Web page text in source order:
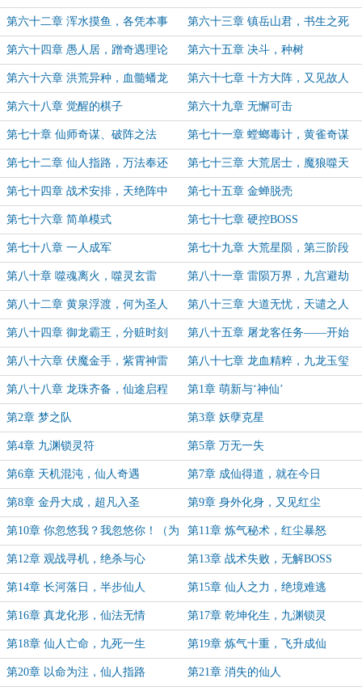
第六十二章 浑水摸鱼，各凭本事 第六十三章 镇岳山君，书生之死
第六十四章 愚人居，蹭奇遇理论 第六十五章 决斗，种树
第六十六章 洪荒异种，血髓蟠龙 第六十七章 十方大阵，又见故人
第六十八章 觉醒的棋子 第六十九章 无懈可击
第七十章 仙师奇谋、破阵之法 第七十一章 螳螂毒计，黄雀奇谋
第七十二章 仙人指路，万法奉还 第七十三章 大荒居士，魔狼噬天
第七十四章 战术安排，天绝阵中 第七十五章 金蝉脱壳
第七十六章 简单模式 第七十七章 硬控BOSS
第七十八章 一人成军 第七十九章 大荒星陨，第三阶段
第八十章 噬魂离火，噬灵玄雷 第八十一章 雷陨万界，九宫避劫
第八十二章 黄泉浮渡，何为圣人 第八十三章 大道无忧，天谴之人
第八十四章 御龙霸王，分赃时刻 第八十五章 屠龙客任务——开始
第八十六章 伏魔金手，紫霄神雷 第八十七章 龙血精粹，九龙玉玺
第八十八章 龙珠齐备，仙途启程 第1章 萌新与‘神仙’
第2章 梦之队 第3章 妖孽克星
第4章 九渊锁灵符 第5章 万无一失
第6章 天机混沌，仙人奇遇 第7章 成仙得道，就在今日
第8章 金丹大成，超凡入圣 第9章 身外化身，又见红尘
第10章 你忽悠我？我忽悠你！（为
盟主行侠仗义懒羊羊加更）
第11章 炼气秘术，红尘暴怒
第12章 观战寻机，绝杀与心 第13章 战术失败，无解BOSS
第14章 长河落日，半步仙人 第15章 仙人之力，绝境难逃
第16章 真龙化形，仙法无情 第17章 乾坤化生，九渊锁灵
第18章 仙人亡命，九死一生 第19章 炼气十重，飞升成仙
第20章 以命为注，仙人指路 第21章 消失的仙人